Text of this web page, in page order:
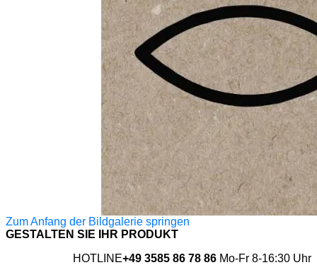
Zum Anfang der Bildgalerie springen
GESTALTEN SIE IHR PRODUKT
HOTLINE+49 3585 86 78 86 Mo-Fr 8-16:30 Uhr